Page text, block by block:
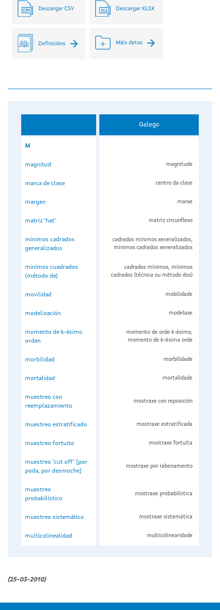
Descargar CSV Descargar XLSX
Definicións Máis datos
Galego
M
magnitud magnitude
marca de clase centro da clase
margen marxe
matriz 'hat' matriz circunflexo
mínimos cadrados
generalizados
cadrados mínimos xeneralizados,
mínimos cadrados xeneralizados
minímos cuadrados
(método de)
cadrados mínimos, mínimos
cadrados (técnica ou método dos)
movilidad mobilidade
modelización modelaxe
momento de k-ésimo
orden
momento de orde k-ésima,
momento de k-ésima orde
morbilidad morbilidade
mortalidad mortalidade
muestreo con
reemplazamiento
mostraxe con reposición
muestreo estratificado mostraxe estratificada
muestreo fortuito mostraxe fortuíta
muestreo 'cut off' [por
poda, por desmoche]
mostraxe por rabenamento
muestreo
probabilístico
mostraxe probabilística
muestreo sistemático mostraxe sistemática
multicolinealidad multicolinearidade
(25-03-2010)